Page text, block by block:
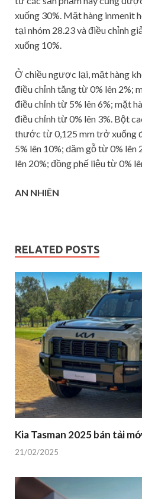
xuống 30%. Mặt hàng inmenit
tại nhóm 28.23 và điều chỉnh
xuống 10%.
Ở chiều ngược lại, mặt hàng
điều chỉnh tăng từ 0% lên 2%;
điều chỉnh từ 5% lên 6%; mặt
điều chỉnh từ 0% lên 3%. Bột
thước từ 0,125 mm trở xuống
5% lên 10%; dăm gỗ từ 0% lên
lên 20%; đồng phế liệu từ 0%
AN NHIÊN
RELATED POSTS
Kia Tasman 2025 bán tải
21/02/2025